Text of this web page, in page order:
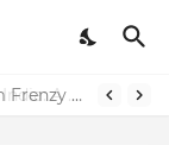
Indranil Sarkar’s Mayajol Shines at Film Frenzy Film Festival